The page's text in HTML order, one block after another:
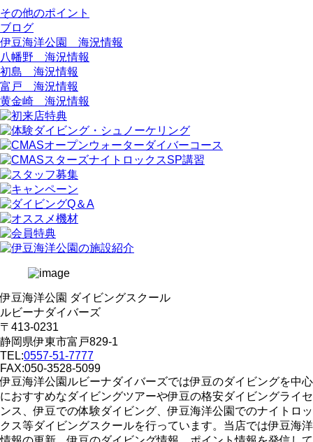
その他のポイント
ブログ
伊豆海洋公園 海況情報
八幡野 海況情報
初島 海況情報
富戸 海況情報
黄金崎 海況情報
伊豆海洋公園 ダイビングスクール
ルビーナダイバーズ
〒413-0231
静岡県伊東市富戸829-1
TEL:0557-51-7777
FAX:050-3528-5099
伊豆海洋公園ルビーナダイバーズでは伊豆のダイビングを中心
におすすめなダイビングツアーや伊豆の格安ダイビングライセ
ンス、伊豆での体験ダイビング、伊豆海洋公園でのナイトロッ
クス等ダイビングスクールを行っています。当店では伊豆海洋